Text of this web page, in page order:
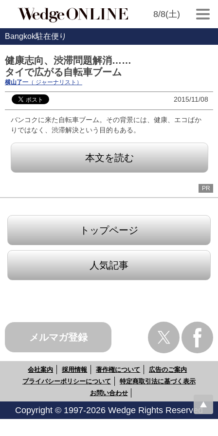
8/8(土)
Bangkok駐在便り
健康志向、渋滞問題解消……
タイで広がる自転車ブーム
横山了一 （ ジャーナリスト）
2015/11/08
バンコクに来た自転車ブーム。その背景には、健康、エコばか
りではなく、渋滞解決という目的もある。
本文を読む
PR
トップページ
人気記事
メルマガ登録
会社案内 採用情報 著作権について
広告のご案内
プライバシーポリシーについて
特定商取引法に基づく表示
お問い合わせ
Copyright © 1997-2026 Wedge Rights Reserved